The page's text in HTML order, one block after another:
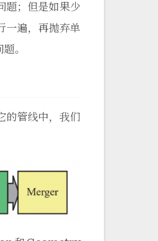
题；但是如果少
一遍，再抛弃单
。
的管线中，我们